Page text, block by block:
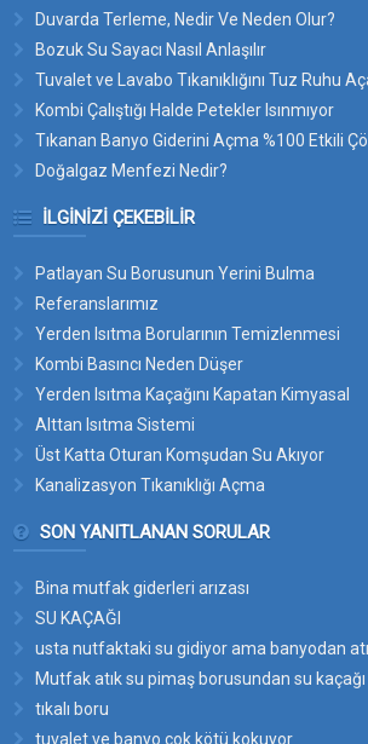
Duvarda Terleme, Nedir Ve Neden Olur?
Bozuk Su Sayacı Nasıl Anlaşılır
Tuvalet ve Lavabo Tıkanıklığını Tuz Ruhu
Kombi Çalıştığı Halde Petekler Isınmıyor
Tıkanan Banyo Giderini Açma %100 Etkili
Doğalgaz Menfezi Nedir?
İLGINIZI ÇEKEBILIR
Patlayan Su Borusunun Yerini Bulma
Referanslarımız
Yerden Isıtma Borularının Temizlenmesi
Kombi Basıncı Neden Düşer
Yerden Isıtma Kaçağını Kapatan Kimyasal
Alttan Isıtma Sistemi
Üst Katta Oturan Komşudan Su Akıyor
Kanalizasyon Tıkanıklığı Açma
SON YANITLANAN SORULAR
Bina mutfak giderleri arızası
SU KAÇAĞI
usta nutfaktaki su gidiyor ama banyodan
bu suyun yerini
Mutfak atık su pimaş borusundan su kaçağı
tıkalı boru
tuvalet ve banyo çok kötü kokuyor